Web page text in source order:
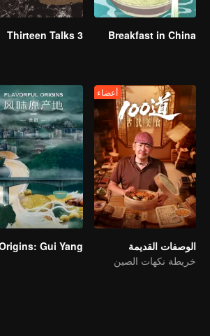
Breakfast in China
Thirteen Talks 3
أعضاء
الوصفات القديمة
خريطة نكهات الصين